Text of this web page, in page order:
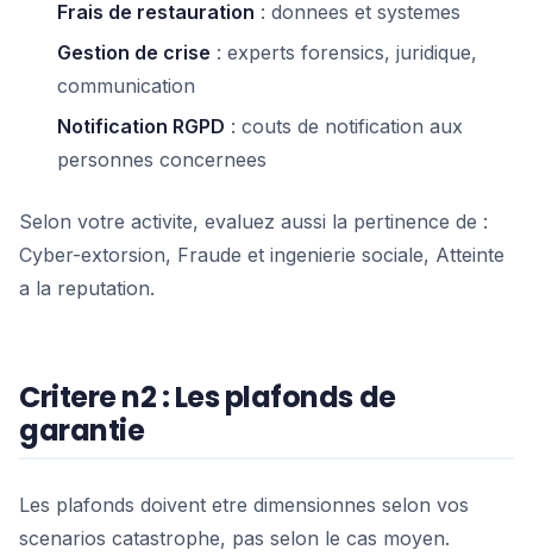
Frais de restauration : donnees et systemes
Gestion de crise : experts forensics, juridique,
communication
Notification RGPD : couts de notification aux
personnes concernees
Selon votre activite, evaluez aussi la pertinence de :
Cyber-extorsion, Fraude et ingenierie sociale, Atteinte
a la reputation.
Critere n2 : Les plafonds de
garantie
Les plafonds doivent etre dimensionnes selon vos
scenarios catastrophe, pas selon le cas moyen.